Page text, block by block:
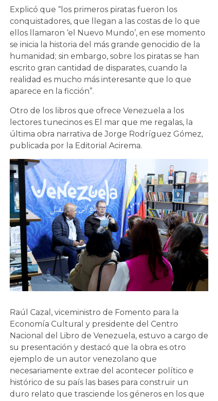
Explicó que “los primeros piratas fueron los
conquistadores, que llegan a las costas de lo que
ellos llamaron ‘el Nuevo Mundo’, en ese momento
se inicia la historia del más grande genocidio de la
humanidad; sin embargo, sobre los piratas se han
escrito gran cantidad de disparates, cuando la
realidad es mucho más interesante que lo que
aparece en la ficción”.
Otro de los libros que ofrece Venezuela a los
lectores tunecinos es El mar que me regalas, la
última obra narrativa de Jorge Rodríguez Gómez,
publicada por la Editorial Acirema.
Raúl Cazal, viceministro de Fomento para la
Economía Cultural y presidente del Centro
Nacional del Libro de Venezuela, estuvo a cargo de
su presentación y destacó que la obra es otro
ejemplo de un autor venezolano que
necesariamente extrae del acontecer político e
histórico de su país las bases para construir un
duro relato que trasciende los géneros en los que